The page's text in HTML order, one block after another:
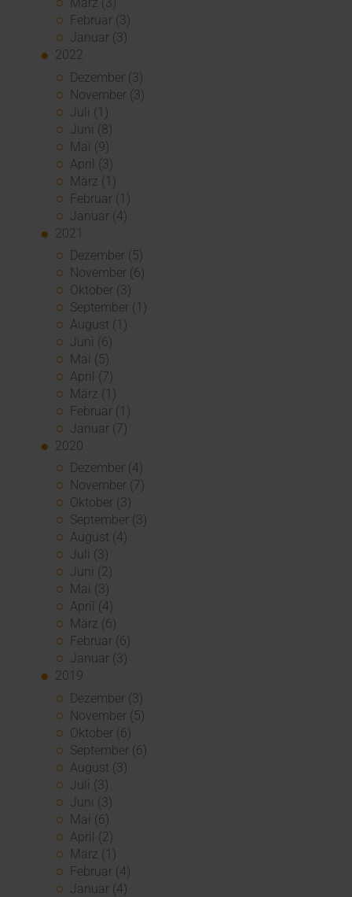
Februar (3)
Januar (3)
2022
Dezember (3)
November (3)
Juli (1)
Juni (8)
Mai (9)
April (3)
März (1)
Februar (1)
Januar (4)
2021
Dezember (5)
November (6)
Oktober (3)
September (1)
August (1)
Juni (6)
Mai (5)
April (7)
März (1)
Februar (1)
Januar (7)
2020
Dezember (4)
November (7)
Oktober (3)
September (3)
August (4)
Juli (3)
Juni (2)
Mai (3)
April (4)
März (6)
Februar (6)
Januar (3)
2019
Dezember (3)
November (5)
Oktober (6)
September (6)
August (3)
Juli (3)
Juni (3)
Mai (6)
April (2)
März (1)
Februar (4)
Januar (4)